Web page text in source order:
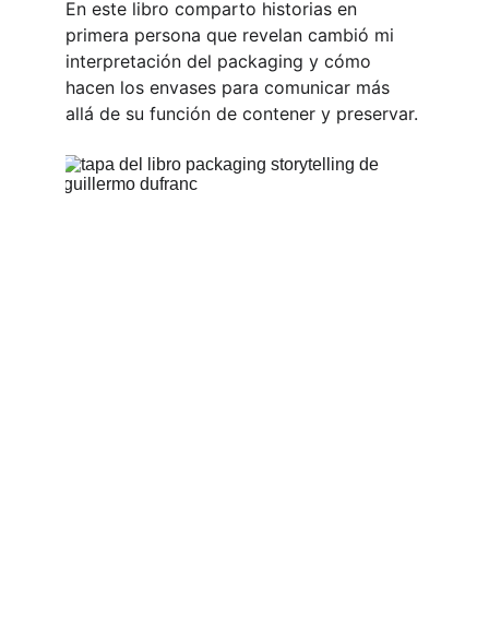
En este libro comparto historias en
primera persona que revelan cambió mi
interpretación del packaging y cómo
hacen los envases para comunicar más
allá de su función de contener y preservar.